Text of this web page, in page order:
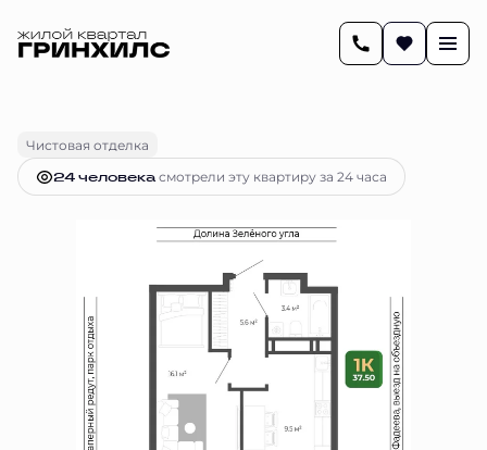
1-комнатная 37.5 м 8 945 553 руб.
Чистовая отделка
24 человекaсмотрели эту квартиру за 24 часа